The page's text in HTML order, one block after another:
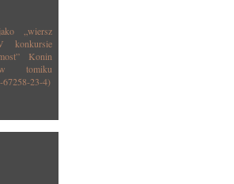
„wiersz
konkursie
Konin
tomiku
23-4)